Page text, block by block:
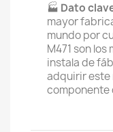
🏭 Dato
mayor
mundo por
M471 son
instala de
adquirir este
componente